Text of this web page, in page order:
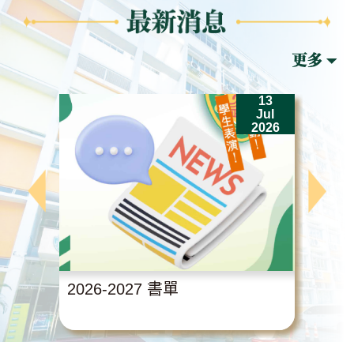
13
Jul
2026
2026-2027 書單